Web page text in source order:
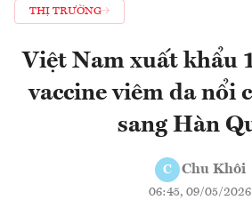
THỊ TRƯỜNG
Việt Nam xuất khẩu
vaccine viêm da nổi
sang Hàn
C Chu Khôi
06:45, 09/05/2026